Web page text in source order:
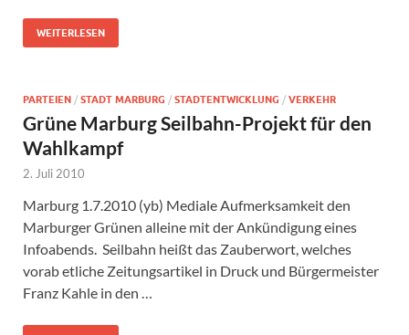
WEITERLESEN
PARTEIEN / STADT MARBURG / STADTENTWICKLUNG / VERKEHR
Grüne Marburg Seilbahn-Projekt für den
Wahlkampf
2. Juli 2010
Marburg 1.7.2010 (yb) Mediale Aufmerksamkeit den
Marburger Grünen alleine mit der Ankündigung eines
Infoabends. Seilbahn heißt das Zauberwort, welches
vorab etliche Zeitungsartikel in Druck und Bürgermeister
Franz Kahle in den …